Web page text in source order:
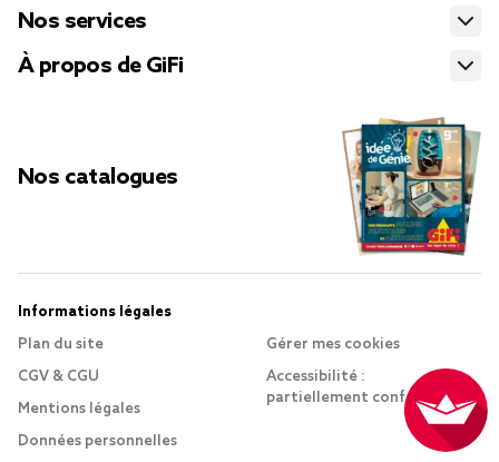
Nos services
À propos de GiFi
Nos catalogues
Informations légales
Plan du site
CGV & CGU
Mentions légales
Données personnelles
Gérer mes cookies
Accessibilité :
partiellement conforme